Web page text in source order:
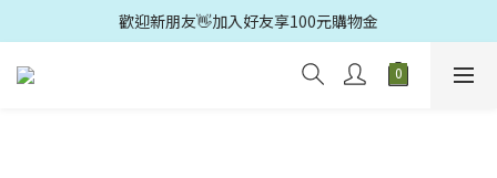
歡迎光臨🛍️多益得官方旗鑑店🚗滿499元免運
歡迎光臨🛍️多益得官方旗鑑店🚗滿499元免運